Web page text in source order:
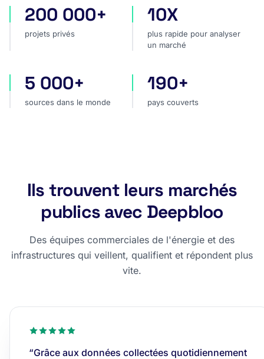
projets privés
200 000+
projets privés
plus rapide pour analyser
10X
plus rapide pour analyser
un marché
sources dans le monde
5 000+
sources dans le monde
pays couverts
190+
pays couverts
Ils trouvent leurs marchés
publics avec Deepbloo
Des équipes commerciales de l'énergie et des
infrastructures qui veillent, qualifient et répondent plus
vite.
“Grâce aux données collectées quotidiennement